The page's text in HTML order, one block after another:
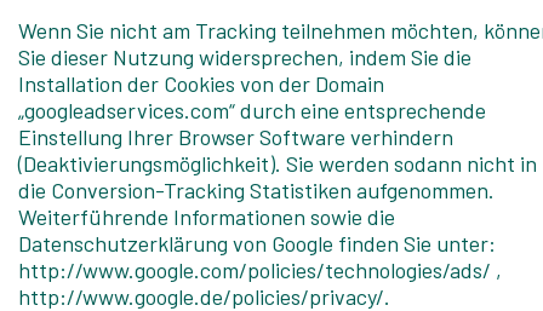
Wenn Sie nicht am Tracking teilnehmen möchten,
Sie dieser Nutzung widersprechen, indem Sie die
Installation der Cookies von der Domain
„googleadservices.com“ durch eine entsprechende
Einstellung Ihrer Browser Software verhindern
(Deaktivierungsmöglichkeit). Sie werden sodann nicht in
die Conversion-Tracking Statistiken aufgenommen.
Weiterführende Informationen sowie die
Datenschutzerklärung von Google finden Sie unter:
http://www.google.com/policies/technologies/ads/ ,
http://www.google.de/policies/privacy/.